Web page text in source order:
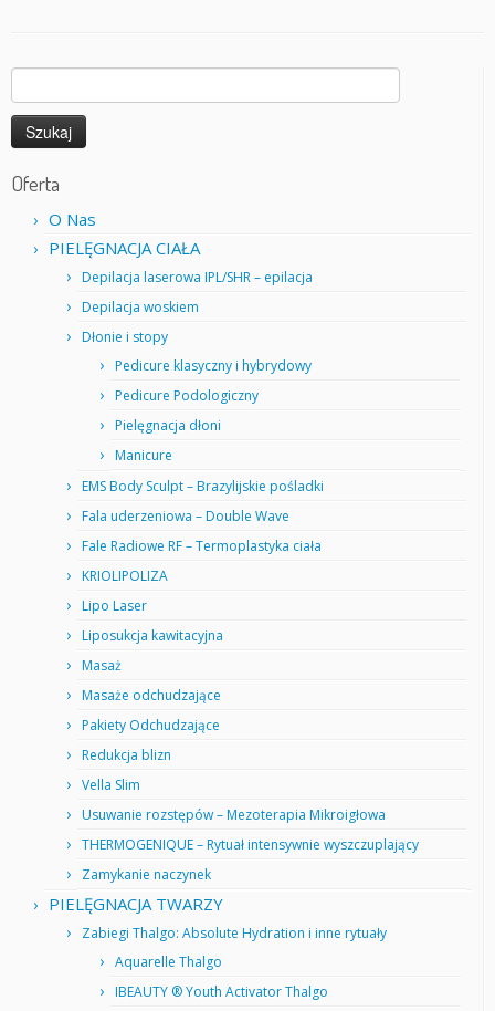
Oferta
O Nas
PIELĘGNACJA CIAŁA
Depilacja laserowa IPL/SHR – epilacja
Depilacja woskiem
Dłonie i stopy
Pedicure klasyczny i hybrydowy
Pedicure Podologiczny
Pielęgnacja dłoni
Manicure
EMS Body Sculpt – Brazylijskie pośladki
Fala uderzeniowa – Double Wave
Fale Radiowe RF – Termoplastyka ciała
KRIOLIPOLIZA
Lipo Laser
Liposukcja kawitacyjna
Masaż
Masaże odchudzające
Pakiety Odchudzające
Redukcja blizn
Vella Slim
Usuwanie rozstępów – Mezoterapia Mikroigłowa
THERMOGENIQUE – Rytuał intensywnie wyszczuplający
Zamykanie naczynek
PIELĘGNACJA TWARZY
Zabiegi Thalgo: Absolute Hydration i inne rytuały
Aquarelle Thalgo
IBEAUTY ® Youth Activator Thalgo